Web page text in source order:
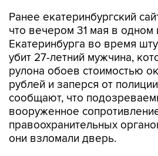
Ранее екатеринбургский
что вечером 31 мая в одном
Екатеринбурга во время
убит 27-летний мужчина,
рулона обоев стоимостью
рублей и заперся от
сообщают, что
вооруженное
правоохранительных
они взломали дверь.